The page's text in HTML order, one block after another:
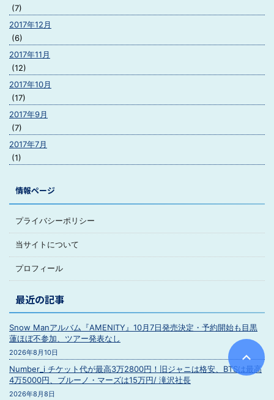
(7)
2017年12月
(6)
2017年11月
(12)
2017年10月
(17)
2017年9月
(7)
2017年7月
(1)
情報ページ
プライバシーポリシー
当サイトについて
プロフィール
最近の記事
Snow Manアルバム『AMENITY』10月7日発売決定・予約開始も目黒
蓮ほぼ不参加、ツアー発表なし
2026年8月10日
Number_i チケット代が最高3万2800円！旧ジャニは格安、BTSは最高
4万5000円、ブルーノ・マーズは15万円/ 滝沢社長
2026年8月8日